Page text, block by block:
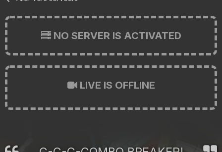
NO SERVER IS ACTIVATED
LIVE IS OFFLINE